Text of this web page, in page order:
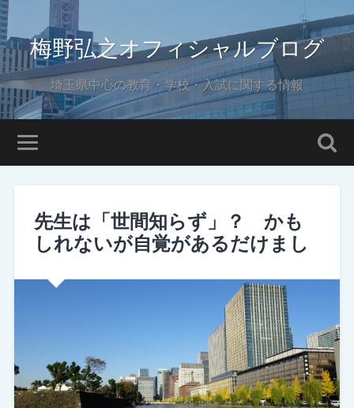
梅野弘之オフィシャルブログ
埼玉県中心の教育・学校・入試に関する情報
先生は「世間知らず」？ かも
しれないが自覚があるだけまし